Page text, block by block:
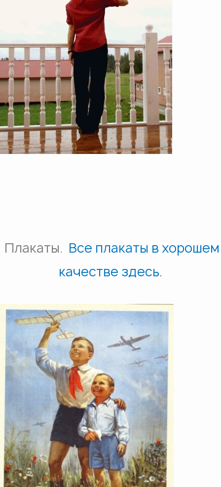
Плакаты. Все плакаты в хорошем
качестве здесь.